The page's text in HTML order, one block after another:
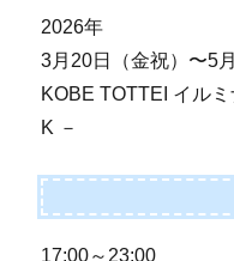
2026年
3月20日（金祝）〜5
KOBE TOTTEI イル
K －
17:00～23:00